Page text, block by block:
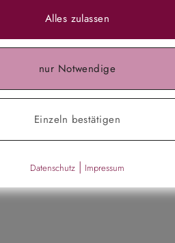
klein mit
Patentspange
Alles zulassen
nur Notwendige
Einzeln bestätigen
Datenschutz | Impressum